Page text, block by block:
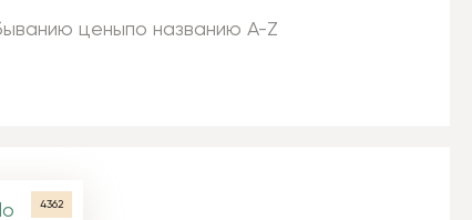
ценыпо названию A-Z
4362